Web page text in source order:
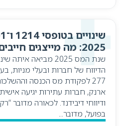
2025: מה מייצגים חייבים לדעת
שנת המס 2025 מביאה
הדיווח של חברות ובעלי מניות,
277 לפקודת מס הכנסה
ארנק, חברות עתירות יגיעה
ודיווחי דיבידנד. לכאורה מדובר
בפועל, מדובר...